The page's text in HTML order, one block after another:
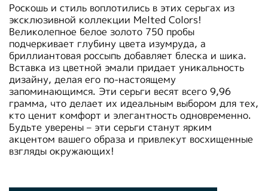
Роскошь и стиль воплотились в этих серьгах из
эксклюзивной коллекции Melted Colors!
Великолепное белое золото 750 пробы
подчеркивает глубину цвета изумруда, а
бриллиантовая россыпь добавляет блеска и шика.
Вставка из цветной эмали придает уникальность
дизайну, делая его по-настоящему
запоминающимся. Эти серьги весят всего 9,96
грамма, что делает их идеальным выбором для тех,
кто ценит комфорт и элегантность одновременно.
Будьте уверены – эти серьги станут ярким
акцентом вашего образа и привлекут восхищенные
взгляды окружающих!